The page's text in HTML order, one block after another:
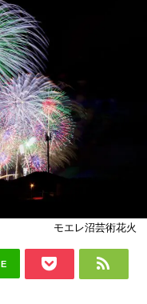
モエレ沼芸術花火